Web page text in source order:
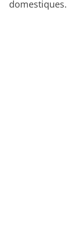
domestiques.